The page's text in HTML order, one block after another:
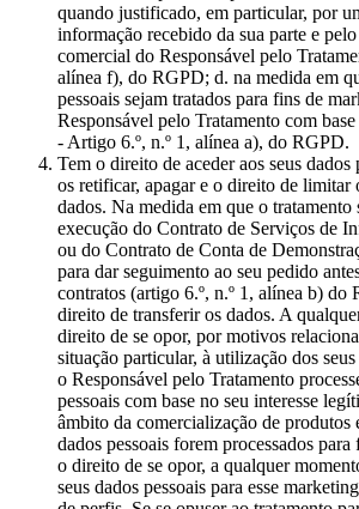
quando justificado, em particular, por
informação recebido da sua parte e
comercial do Responsável pelo
alínea f), do RGPD; d. na medida em
pessoais sejam tratados para fins de
Responsável pelo Tratamento com
- Artigo 6.º, n.º 1, alínea a), do RGPD.
Tem o direito de aceder aos seus dados
os retificar, apagar e o direito de limitar
dados. Na medida em que o tratamento
execução do Contrato de Serviços de
ou do Contrato de Conta de
para dar seguimento ao seu pedido
contratos (artigo 6.º, n.º 1, alínea b) do
direito de transferir os dados. A
direito de se opor, por motivos
situação particular, à utilização dos
o Responsável pelo Tratamento
pessoais com base no seu interesse
âmbito da comercialização de produtos
dados pessoais forem processados
o direito de se opor, a qualquer
seus dados pessoais para esse